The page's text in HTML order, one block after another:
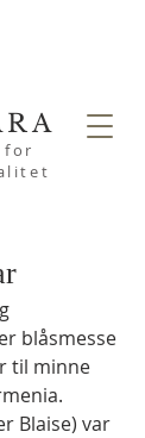
for
blåsmesse
til minne
Blaise) var